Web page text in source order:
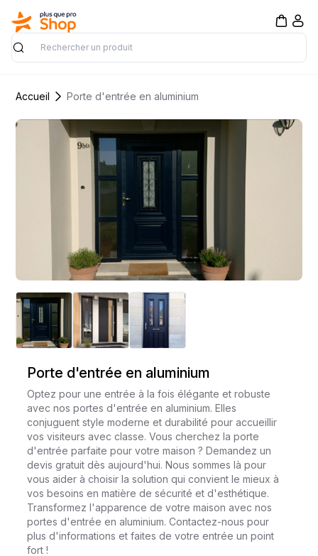
Rechercher
Accueil Porte d'entrée en aluminium
Porte d'entrée en aluminium
Optez pour une entrée à la fois élégante et robuste
avec nos portes d'entrée en aluminium. Elles
conjuguent style moderne et durabilité pour accueillir
vos visiteurs avec classe. Vous cherchez la porte
d'entrée parfaite pour votre maison ? Demandez un
devis gratuit dès aujourd'hui. Nous sommes là pour
vous aider à choisir la solution qui convient le mieux à
vos besoins en matière de sécurité et d'esthétique.
Transformez l'apparence de votre maison avec nos
portes d'entrée en aluminium. Contactez-nous pour
plus d'informations et faites de votre entrée un point
fort !